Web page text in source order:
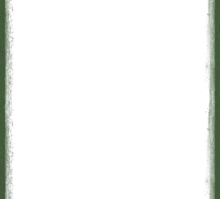
Επιμέλεια - Ενημέρωση ιστοσελίδας: Αρβανιτοπούλου
Άννα (ΠΕ07), Ζάρας Απόστολος (ΠΕ02), Μασάλη Ζηνοβία